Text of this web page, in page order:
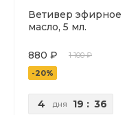
Ветивер эфирное
масло, 5 мл.
880 ₽
1 100 ₽
-20%
4 дня 19 : 36